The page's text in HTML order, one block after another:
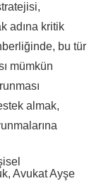
adına kritik
bu tür
mümkün
almak,
Avukat Ayşe